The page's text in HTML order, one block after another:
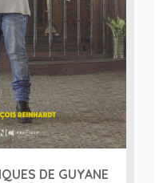
DE GUYANE